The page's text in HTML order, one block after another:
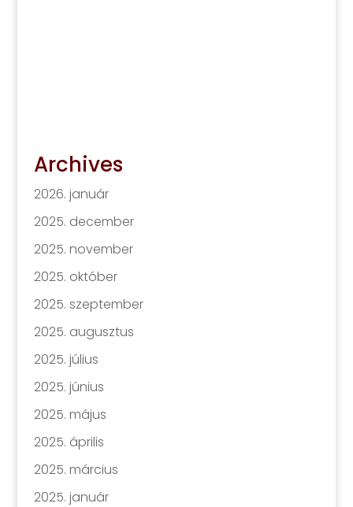
Archives
2026. január
2025. december
2025. november
2025. október
2025. szeptember
2025. augusztus
2025. július
2025. június
2025. május
2025. április
2025. március
2025. január